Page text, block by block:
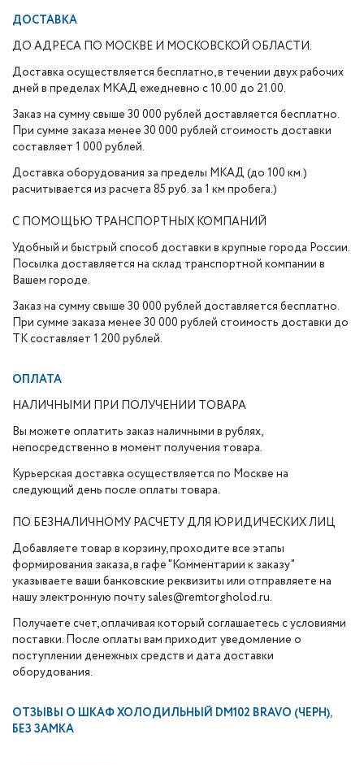
ДОСТАВКА
ДО АДРЕСА ПО МОСКВЕ И МОСКОВСКОЙ ОБЛАСТИ.
Доставка осуществляется бесплатно, в течении двух рабочих
дней в пределах МКАД ежедневно с 10.00 до 21.00.
Заказ на сумму свыше 30 000 рублей доставляется бесплатно.
При сумме заказа менее 30 000 рублей стоимость доставки
составляет 1 000 рублей.
Доставка оборудования за пределы МКАД (до 100 км.)
расчитывается из расчета 85 руб. за 1 км пробега.)
С ПОМОЩЬЮ ТРАНСПОРТНЫХ КОМПАНИЙ
Удобный и быстрый способ доставки в крупные города России.
Посылка доставляется на склад транспортной компании в
Вашем городе.
Заказ на сумму свыше 30 000 рублей доставляется бесплатно.
При сумме заказа менее 30 000 рублей стоимость доставки до
ТК составляет 1 200 рублей.
ОПЛАТА
НАЛИЧНЫМИ ПРИ ПОЛУЧЕНИИ ТОВАРА
Вы можете оплатить заказ наличными в рублях,
непосредственно в момент получения товара.
Курьерская доставка осуществляется по Москве на
следующий день после оплаты товара.
ПО БЕЗНАЛИЧНОМУ РАСЧЕТУ ДЛЯ ЮРИДИЧЕСКИХ ЛИЦ
Добавляете товар в корзину, проходите все этапы
формирования заказа, в гафе "Комментарии к заказу"
указываете ваши банковские реквизиты или отправляете на
нашу электронную почту sales@remtorgholod.ru.
Получаете счет, оплачивая который соглашаетесь с условиями
поставки. После оплаты вам приходит уведомление о
поступлении денежных средств и дата доставки
оборудования.
ОТЗЫВЫ О ШКАФ ХОЛОДИЛЬНЫЙ DM102 BRAVO (ЧЕРН),
БЕЗ ЗАМКА